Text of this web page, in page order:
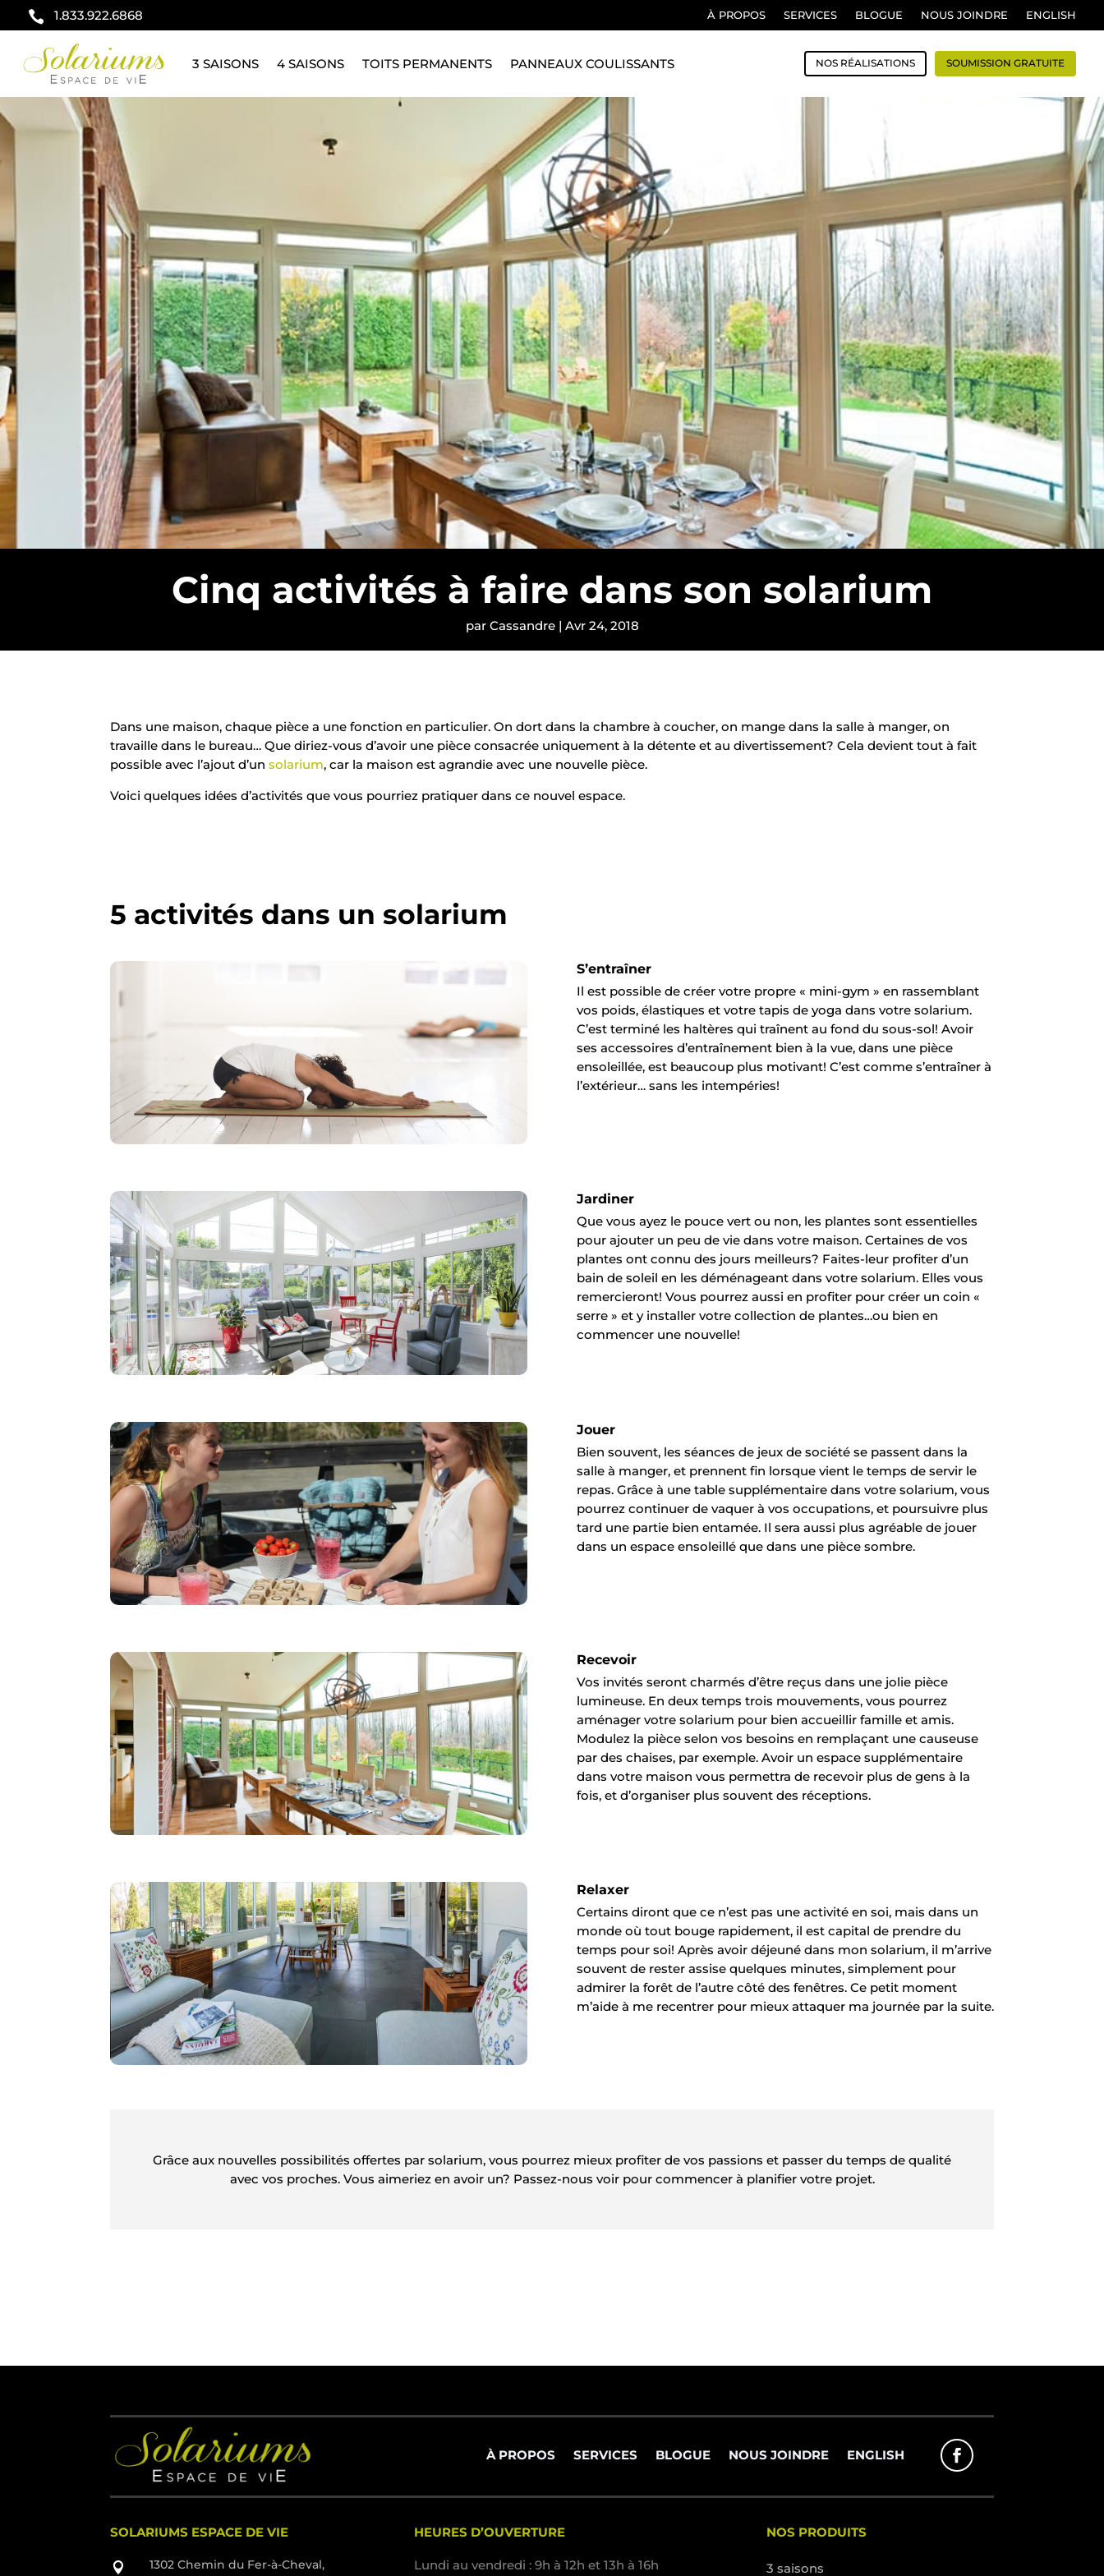
 1.833.922.6868 À PROPOS SERVICES BLOGUE NOUS JOINDRE ENGLISH
3 SAISONS 4 SAISONS TOITS PERMANENTS PANNEAUX COULISSANTS NOS RÉALISATIONS SOUMISSION GRATUITE
Cinq activités à faire dans son solarium
par Cassandre| Avr 24, 2018
Dans une maison, chaque pièce a une fonction en particulier. On dort dans la chambre à coucher, on mange dans la salle à manger, on
travaille dans le bureau… Que diriez-vous d’avoir une pièce consacrée uniquement à la détente et au divertissement? Cela devient tout à fait
possible avec l’ajout d’unsolarium, car la maison est agrandie avec une nouvelle pièce.
Voici quelques idées d’activités que vous pourriez pratiquer dans ce nouvel espace.
5 activités dans un solarium
S’entraîner
Il est possible de créer votre propre « mini-gym » en rassemblant
vos poids, élastiques et votre tapis de yoga dans votre solarium.
C’est terminé les haltères qui traînent au fond du sous-sol! Avoir
ses accessoires d’entraînement bien à la vue, dans une pièce
ensoleillée, est beaucoup plus motivant! C’est comme s’entraîner à
l’extérieur… sans les intempéries!
Jardiner
Que vous ayez le pouce vert ou non, les plantes sont essentielles
pour ajouter un peu de vie dans votre maison. Certaines de vos
plantes ont connu des jours meilleurs? Faites-leur profiter d’un
bain de soleil en les déménageant dans votre solarium. Elles vous
remercieront! Vous pourrez aussi en profiter pour créer un coin «
serre » et y installer votre collection de plantes…ou bien en
commencer une nouvelle!
Jouer
Bien souvent, les séances de jeux de société se passent dans la
salle à manger, et prennent fin lorsque vient le temps de servir le
repas. Grâce à une table supplémentaire dans votre solarium, vous
pourrez continuer de vaquer à vos occupations, et poursuivre plus
tard une partie bien entamée. Il sera aussi plus agréable de jouer
dans un espace ensoleillé que dans une pièce sombre.
Recevoir
Vos invités seront charmés d’être reçus dans une jolie pièce
lumineuse. En deux temps trois mouvements, vous pourrez
aménager votre solarium pour bien accueillir famille et amis.
Modulez la pièce selon vos besoins en remplaçant une causeuse
par des chaises, par exemple. Avoir un espace supplémentaire
dans votre maison vous permettra de recevoir plus de gens à la
fois, et d’organiser plus souvent des réceptions.
Relaxer
Certains diront que ce n’est pas une activité en soi, mais dans un
monde où tout bouge rapidement, il est capital de prendre du
temps pour soi! Après avoir déjeuné dans mon solarium, il m’arrive
souvent de rester assise quelques minutes, simplement pour
admirer la forêt de l’autre côté des fenêtres. Ce petit moment
m’aide à me recentrer pour mieux attaquer ma journée par la suite.
Grâce aux nouvelles possibilités offertes par solarium, vous pourrez mieux profiter de vos passions et passer du temps de qualité
avec vos proches. Vous aimeriez en avoir un? Passez-nous voir pour commencer à planifier votre projet.
À PROPOS SERVICES BLOGUE NOUS JOINDRE ENGLISH
SOLARIUMS ESPACE DE VIE

1302 Chemin du Fer-à-Cheval,
HEURES D’OUVERTURE
Lundi au vendredi : 9h à 12h et 13h à 16h
NOS PRODUITS
3 saisons